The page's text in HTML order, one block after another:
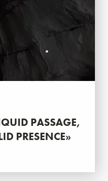
PASSAGE,
PRESENCE»